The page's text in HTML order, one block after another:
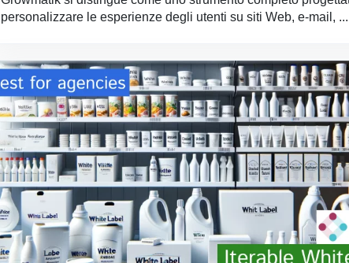
personalizzare le esperienze degli utenti su siti Web, e-mail, ...